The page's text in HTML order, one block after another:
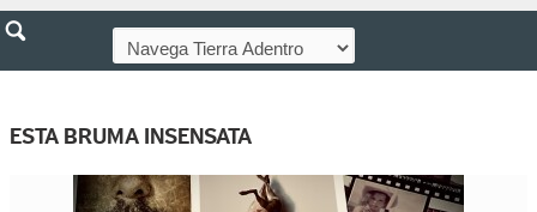
ESTA BRUMA INSENSATA